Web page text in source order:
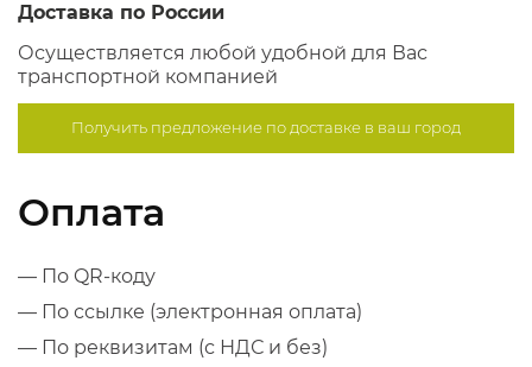
Доставка по России
Осуществляется любой удобной для Вас
транспортной компанией
Получить предложение подоставке в ваш город
Оплата
— По QR-коду
— По ссылке (электронная оплата)
— По реквизитам (с НДС и без)